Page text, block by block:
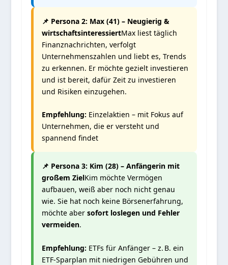
📌 Persona 2: Max (41) – Neugierig &
wirtschaftsinteressiertMax liest täglich
Finanznachrichten, verfolgt
Unternehmenszahlen und liebt es, Trends
zu erkennen. Er möchte gezielt investieren
und ist bereit, dafür Zeit zu investieren
und Risiken einzugehen.
Empfehlung: Einzelaktien – mit Fokus auf
Unternehmen, die er versteht und
spannend findet
📌 Persona 3: Kim (28) – Anfängerin mit
großem ZielKim möchte Vermögen
aufbauen, weiß aber noch nicht genau
wie. Sie hat noch keine Börsenerfahrung,
möchte aber sofort loslegen und Fehler
vermeiden.
Empfehlung: ETFs für Anfänger – z. B. ein
ETF-Sparplan mit niedrigen Gebühren und